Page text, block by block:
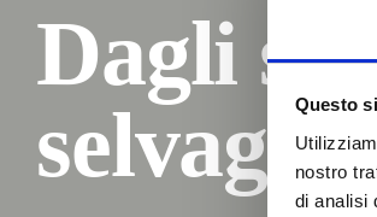
Questo
nostro
di analisi
Dagli